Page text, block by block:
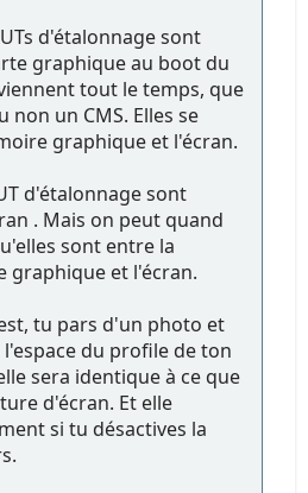
d'étalonnage sont
graphique au boot du
tout le temps, que
un CMS. Elles se
graphique et l'écran.
d'étalonnage sont
. Mais on peut quand
sont entre la
graphique et l'écran.
tu pars d'un photo et
du profile de ton
sera identique à ce que
d'écran. Et elle
si tu désactives la